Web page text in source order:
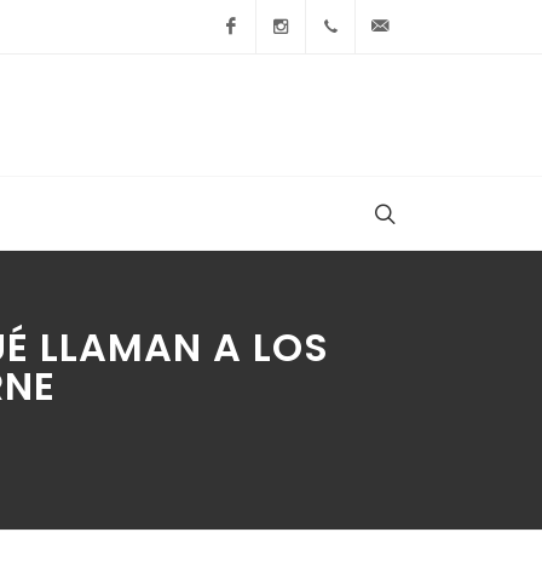
FacebookInstagram+54 9 236 465-4833
LLAMAN A LOS